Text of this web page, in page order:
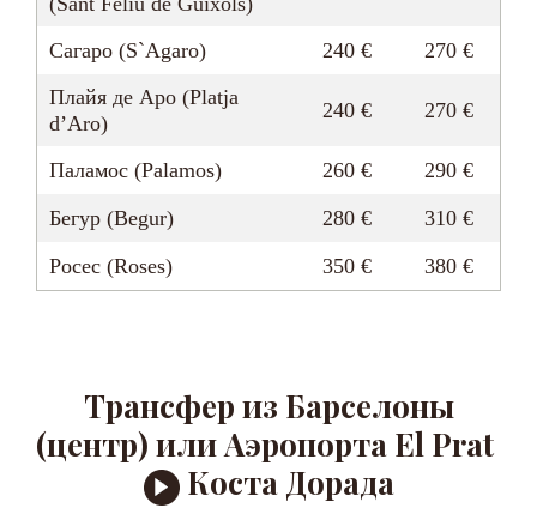
Сагаро (S`Agaro) 240 €
270 €
Плайя де Аро (Platja
d’Aro)
240 € 270 €
Паламос (Palamos) 260 €
290 €
Бегур (Begur)
280 €
310 €
Росес (Roses)
350 € 380 €
Трансфер из Барселоны
(центр) или Аэропорта El Prat
Коста Дорада